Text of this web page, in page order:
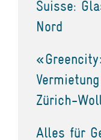
Suisse:
Nord
Zürich-
Alles für